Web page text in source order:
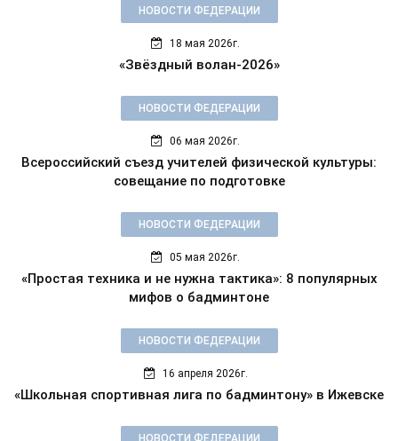
НОВОСТИ ФЕДЕРАЦИИ
18 мая 2026г.
«Звёздный волан-2026»
НОВОСТИ ФЕДЕРАЦИИ
06 мая 2026г.
Всероссийский съезд учителей физической культуры:
совещание по подготовке
НОВОСТИ ФЕДЕРАЦИИ
05 мая 2026г.
«Простая техника и не нужна тактика»: 8 популярных
мифов о бадминтоне
НОВОСТИ ФЕДЕРАЦИИ
16 апреля 2026г.
«Школьная спортивная лига по бадминтону» в Ижевске
НОВОСТИ ФЕДЕРАЦИИ